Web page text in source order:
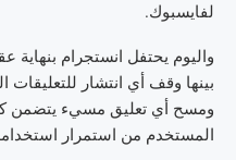
لفايسبوك.
واليوم يحتفل انستجرام بنهاية
بينها وقف أي انتشار
ومسح أي تعليق مسيء يتضمن
المستخدم من استمرار